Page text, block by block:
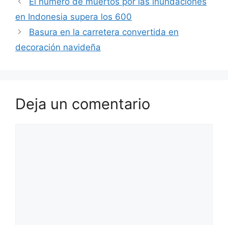
en Indonesia supera los 600
Basura en la carretera convertida en
decoración navideña
Deja un comentario